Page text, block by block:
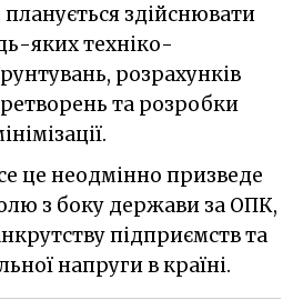
здійснювати
яких техніко-
розрахунків
та розробки
це неодмінно призведе
з боку держави за ОПК,
підприємств та
напруги в країні.